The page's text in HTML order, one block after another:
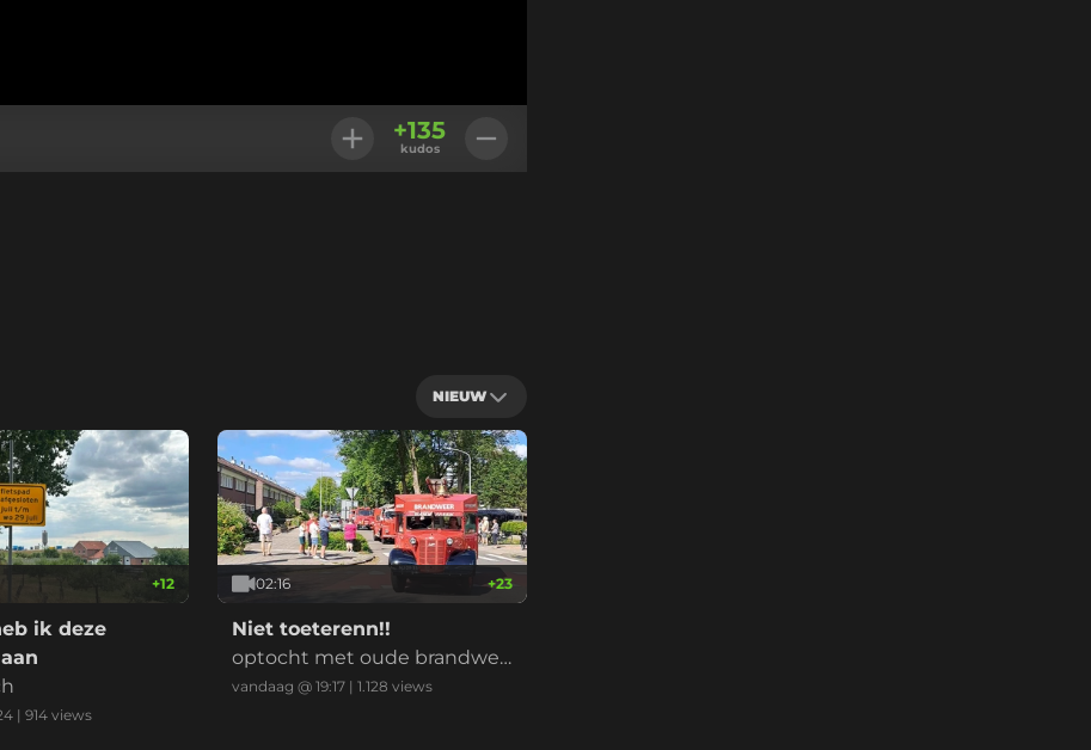
+135
kudos
NIEUW
+12
ik deze
| 914views
02:16 +23
Niet toeterenn!!
optocht met oude brandwee
rwagens
vandaag @ 19:17 |1.128 views